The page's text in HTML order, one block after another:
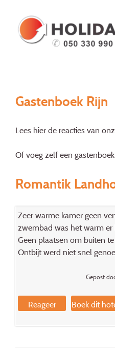
Gastenboek Rijn
Lees hier de reacties van
Of voeg zelf een
Romantik
Zeer warme kamer geen
zwembad was het warm er
Geen plaatsen om buiten te
Ontbijt werd niet snel
Gepost
Reageer Boek dit